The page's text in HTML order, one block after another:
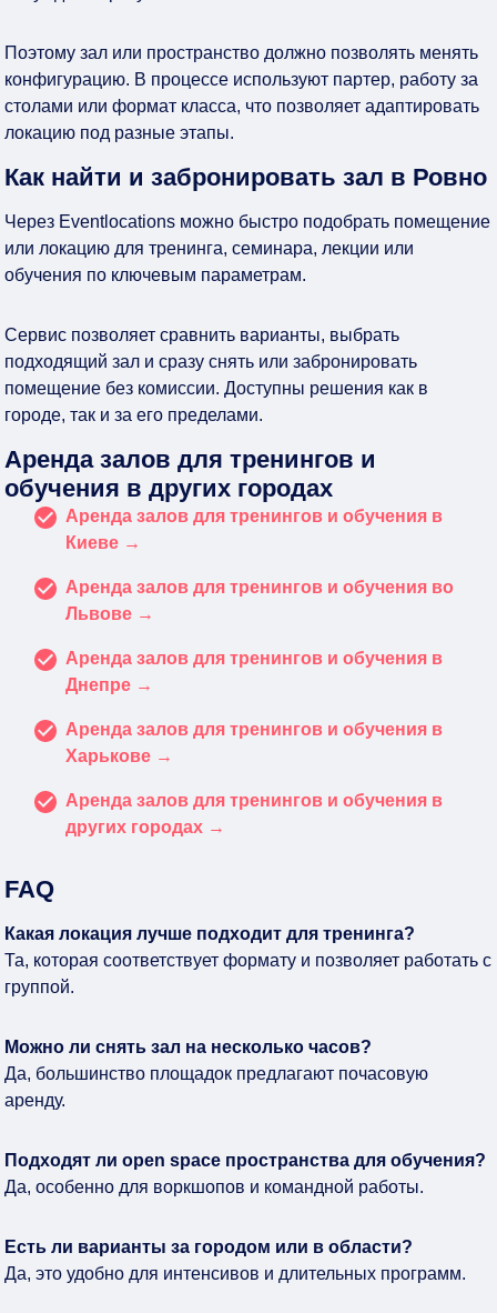
Поэтому зал или пространство должно позволять менять
конфигурацию. В процессе используют партер, работу за
столами или формат класса, что позволяет адаптировать
локацию под разные этапы.
Как найти и забронировать зал в Ровно
Через Eventlocations можно быстро подобрать помещение
или локацию для тренинга, семинара, лекции или
обучения по ключевым параметрам.
Сервис позволяет сравнить варианты, выбрать
подходящий зал и сразу снять или забронировать
помещение без комиссии. Доступны решения как в
городе, так и за его пределами.
Аренда залов для тренингов и
обучения в других городах
Аренда залов для тренингов и обучения в
Киеве →
Аренда залов для тренингов и обучения во
Львове →
Аренда залов для тренингов и обучения в
Днепре →
Аренда залов для тренингов и обучения в
Харькове →
Аренда залов для тренингов и обучения в
других городах →
FAQ
Какая локация лучше подходит для тренинга?
Та, которая соответствует формату и позволяет работать с
группой.
Можно ли снять зал на несколько часов?
Да, большинство площадок предлагают почасовую
аренду.
Подходят ли open space пространства для обучения?
Да, особенно для воркшопов и командной работы.
Есть ли варианты за городом или в области?
Да, это удобно для интенсивов и длительных программ.